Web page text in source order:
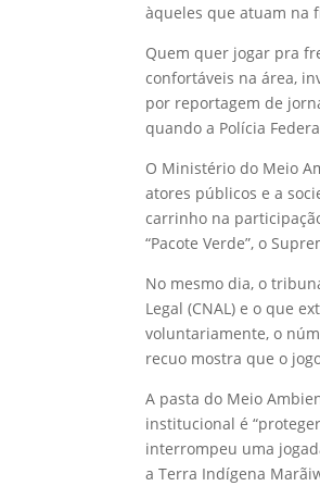
àqueles que atuam na
Quem quer jogar pra
confortáveis na área,
por reportagem de
quando a Polícia
O Ministério do Meio
atores públicos e a
carrinho na
“Pacote Verde”, o
No mesmo dia, o
Legal (CNAL) e o que
voluntariamente, o
recuo mostra que o
A pasta do Meio
institucional é
interrompeu uma
a Terra Indígena